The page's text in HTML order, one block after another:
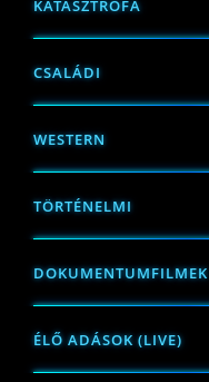
KATASZTRÓFA
CSALÁDI
WESTERN
TÖRTÉNELMI
DOKUMENTUMFILMEK
ÉLŐ ADÁSOK (LIVE)